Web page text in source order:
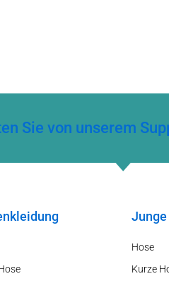
Sie von unserem
Hose
Kurze